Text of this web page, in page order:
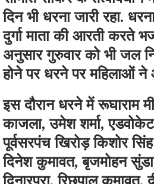
दिन भी धरना जारी रहा.
दुर्गा माता की आरती करते
अनुसार गुरुवार को भी जल
होने पर धरने पर महिलाओं
इस दौरान धरने में रूघाराम
काजला, उमेश शर्मा, एडवोकेट
पूर्वसरपंच खिरोड़ किशोर
दिनेश कुमावत, बृजमोहन